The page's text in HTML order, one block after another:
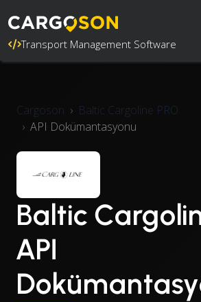
Transport Management Software
Cargoson
Baltic Cargoline PRO
API Dokümantasyonu
Baltic
API